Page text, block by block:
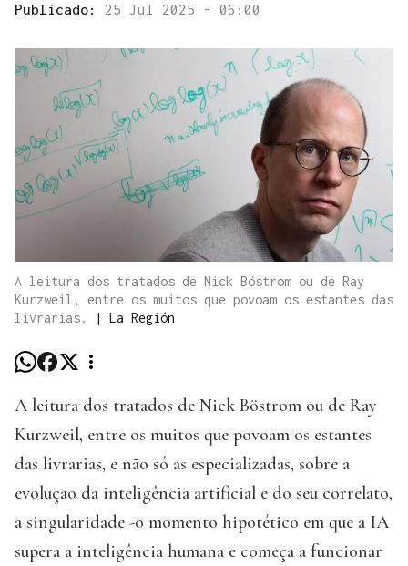
Publicado: 25 Jul 2025 - 06:00
A leitura dos tratados de Nick Böstrom ou de Ray
Kurzweil, entre os muitos que povoam os estantes das
livrarias.
| La Región
A leitura dos tratados de Nick Böstrom ou de Ray
Kurzweil, entre os muitos que povoam os estantes
das livrarias, e não só as especializadas, sobre a
evolução da inteligência artificial e do seu correlato,
a singularidade -o momento hipotético em que a IA
supera a inteligência humana e começa a funcionar